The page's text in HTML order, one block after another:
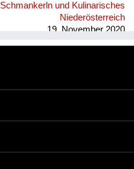
Schmankerln und Kulinarisches
Niederösterreich
19. November 2020